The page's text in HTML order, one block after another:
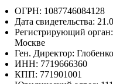
ОГРН: 1087746084128
Дата свидетельства:
Регистрирующий
Москве
Ген. Директор:
ИНН: 7719666360
КПП: 771901001